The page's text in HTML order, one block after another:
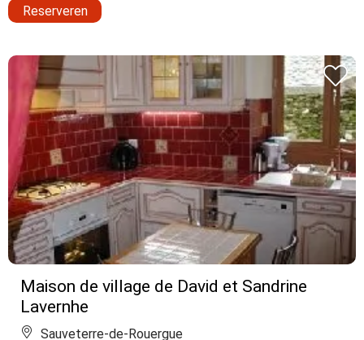
Reserveren
Maison de village de David et Sandrine
Lavernhe
Sauveterre-de-Rouergue